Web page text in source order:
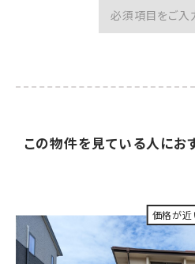
必須項目をご入
この物件を見ている人にお